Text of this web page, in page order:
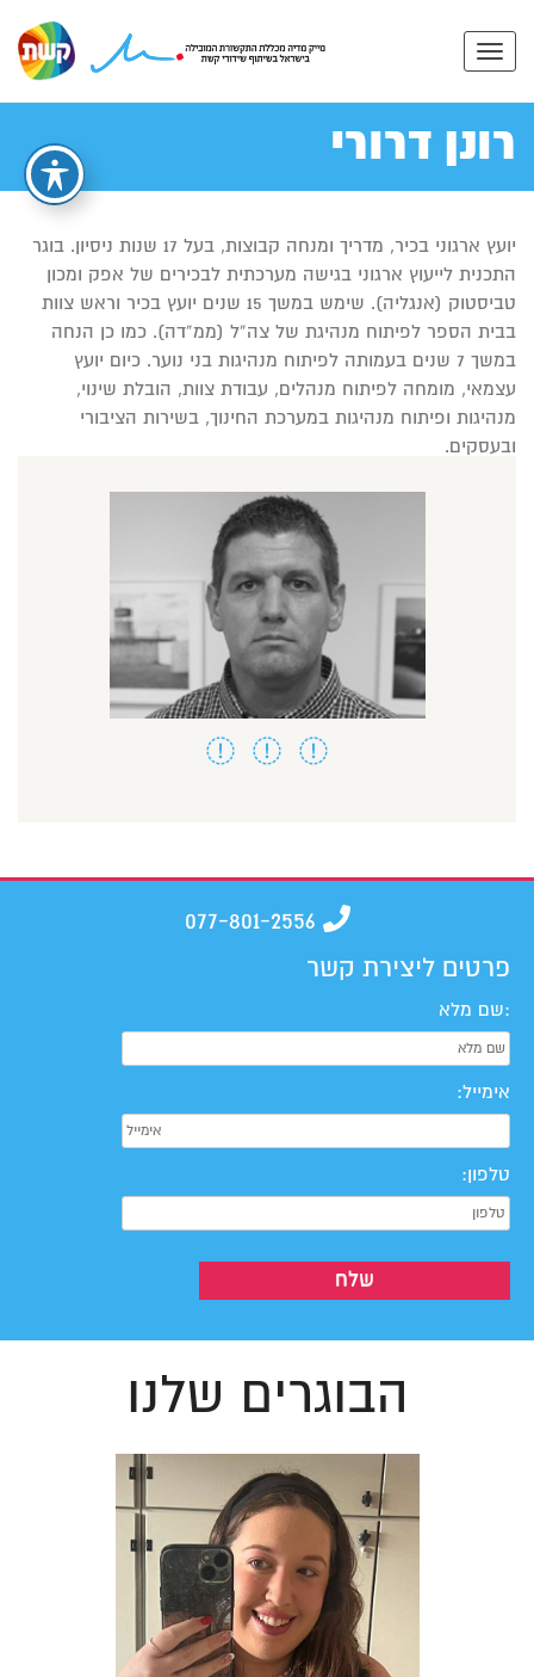
רונן דרורי
יועץ ארגוני בכיר, מדריך ומנחה קבוצות, בעל 17 שנות ניסיון. בוגר
התכנית לייעוץ ארגוני בגישה מערכתית לבכירים של אפק ומכון
טביסטוק (אנגליה). שימש במשך 15 שנים יועץ בכיר וראש צוות
בבית הספר לפיתוח מנהיגת של צה”ל (ממ”דה). כמו כן הנחה
במשך 7 שנים בעמותה לפיתוח מנהיגות בני נוער. כיום יועץ
עצמאי, מומחה לפיתוח מנהלים, עבודת צוות, הובלת שינוי,
מנהיגות ופיתוח מנהיגות במערכת החינוך, בשירות הציבורי
ובעסקים.
פרטים ליצירת קשר
:שם מלא
אימייל:
טלפון:
הבוגרים שלנו